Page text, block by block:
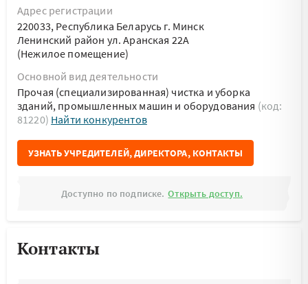
Адрес регистрации
220033, Республика Беларусь г. Минск
Ленинский район ул. Аранская 22А
(Нежилое помещение)
Основной вид деятельности
Прочая (специализированная) чистка и уборка
зданий, промышленных машин и оборудования (код:
81220) Найти конкурентов
УЗНАТЬ УЧРЕДИТЕЛЕЙ, ДИРЕКТОРА, КОНТАКТЫ
Доступно по подписке. Открыть доступ.
Контакты